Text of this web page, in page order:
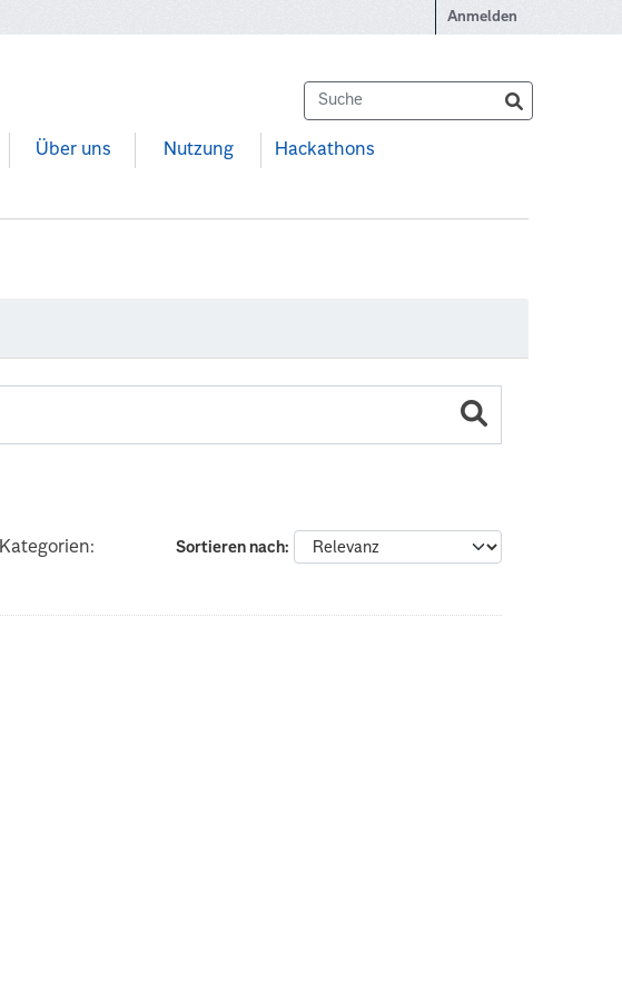
Anmelden
Über uns Nutzung Hackathons
Sortieren nach
Kategorien: